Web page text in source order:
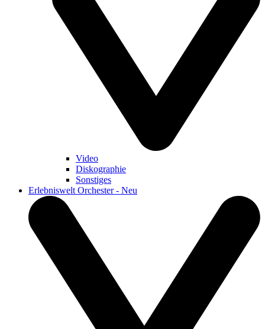
Video
Diskographie
Sonstiges
Erlebniswelt Orchester - Neu